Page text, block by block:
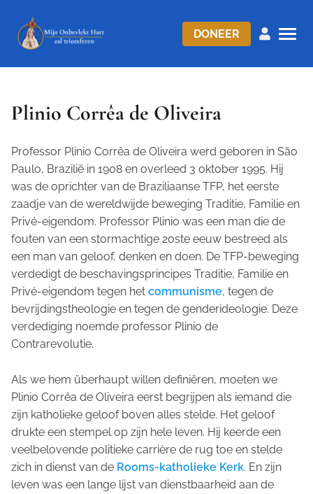
DONEER
Plinio Corrêa de Oliveira
Professor Plinio Corrêa de Oliveira werd geboren in São
Paulo, Brazilië in 1908 en overleed 3 oktober 1995. Hij
was de oprichter van de Braziliaanse TFP, het eerste
zaadje van de wereldwijde beweging Traditie, Familie en
Privé-eigendom. Professor Plinio was een man die de
fouten van een stormachtige 20ste eeuw bestreed als
een man van geloof, denken en doen. De TFP-beweging
verdedigt de beschavingsprincipes Traditie, Familie en
Privé-eigendom tegen het communisme, tegen de
bevrijdingstheologie en tegen de genderideologie. Deze
verdediging noemde professor Plinio de
Contrarevolutie.
Als we hem überhaupt willen definiëren, moeten we
Plinio Corrêa de Oliveira eerst begrijpen als iemand die
zijn katholieke geloof boven alles stelde. Het geloof
drukte een stempel op zijn hele leven. Hij keerde een
veelbelovende politieke carrière de rug toe en stelde
zich in dienst van de Rooms-katholieke Kerk. En zijn
leven was een lange lijst van dienstbaarheid aan de